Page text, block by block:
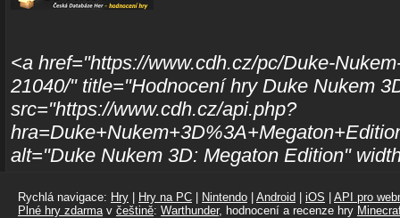
<a href="https://www.cdh.cz/pc/Duke-
21040/" title="Hodnocení hry Duke Nukem
src="https://www.cdh.cz/api.php?
alt="Duke Nukem 3D: Megaton Edition"
Rychlá navigace: Hry Hry na PC Nintendo Android iOS
API pro
Plné hry zdarmav češtině: Warthunder, hodnocení a recenze hry